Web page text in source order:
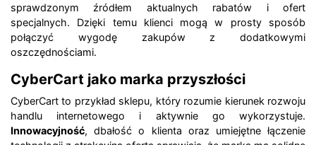
sprawdzonym źródłem aktualnych rabatów i ofert
specjalnych. Dzięki temu klienci mogą w prosty sposób
połączyć wygodę zakupów z dodatkowymi
oszczędnościami.
CyberCart jako marka przyszłości
CyberCart to przykład sklepu, który rozumie kierunek rozwoju
handlu internetowego i aktywnie go wykorzystuje.
Innowacyjność, dbałość o klienta oraz umiejętne łączenie